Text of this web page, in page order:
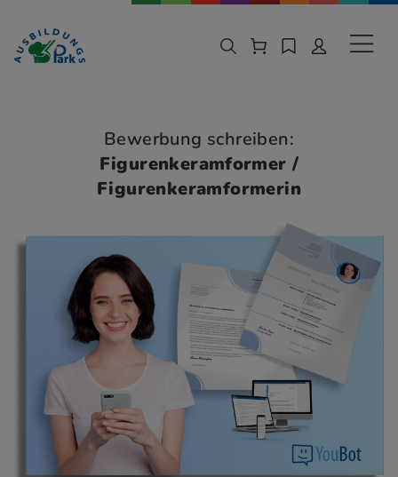
Zur Navigation springen
Zu den Hauptinhalten springen
Bewerbung schreiben:
Figurenkeramformer /
Figurenkeramformerin